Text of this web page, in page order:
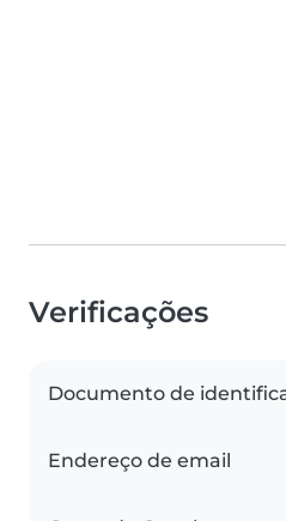
Verificações
Documento de
Endereço de email